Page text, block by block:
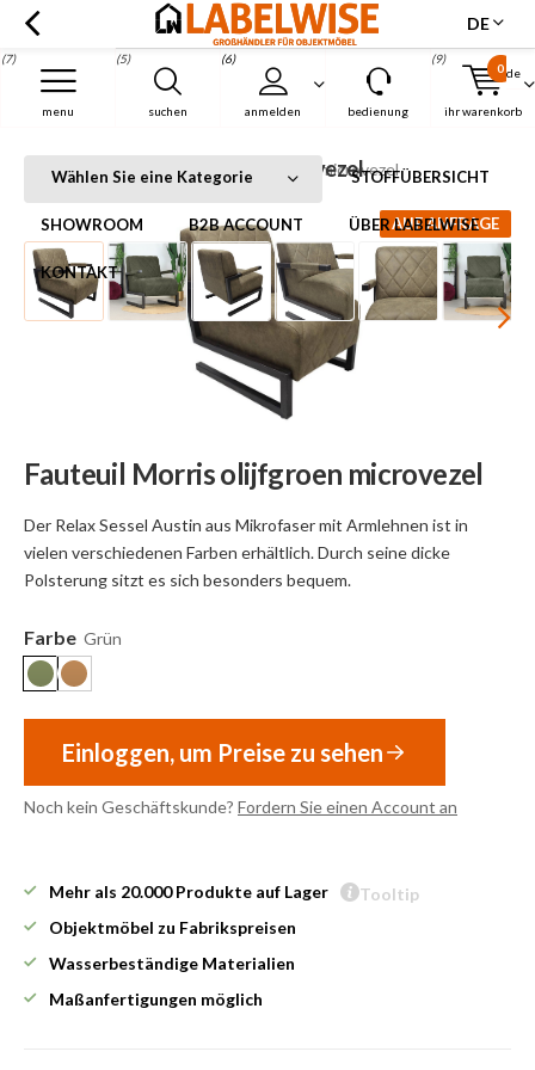
de
suchen
(5)
anmelden
(6)
menu
(7)
bedienung ihr warenkorb
0
(9)
Menu
DE
Wählen Sie eine Kategorie STOFFÜBERSICHT
SHOWROOM B2B ACCOUNT ÜBER LABELWISE
KONTAKT
Startseite Fauteuil Morris olijfgroen microvezel
Fauteuil Morris olijfgroen microvezel
AUF ANFRAGE
Fauteuil Morris olijfgroen microvezel
Der Relax Sessel Austin aus Mikrofaser mit Armlehnen ist in
vielen verschiedenen Farben erhältlich. Durch seine dicke
Polsterung sitzt es sich besonders bequem.
Farbe Grün
Einloggen, um Preise zu sehen
Noch kein Geschäftskunde? Fordern Sie einen Account an
Mehr als 20.000 Produkte auf Lager
Tooltip
Objektmöbel zu Fabrikspreisen
Wasserbeständige Materialien
Maßanfertigungen möglich